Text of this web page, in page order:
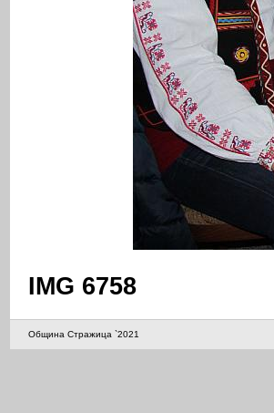
IMG 6758
Община Стражица `2021